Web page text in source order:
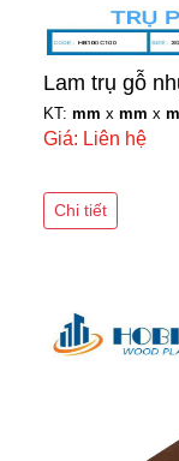
Lam trụ gỗ
KT: mm x mm x
Giá: Liên hệ
Chi tiết